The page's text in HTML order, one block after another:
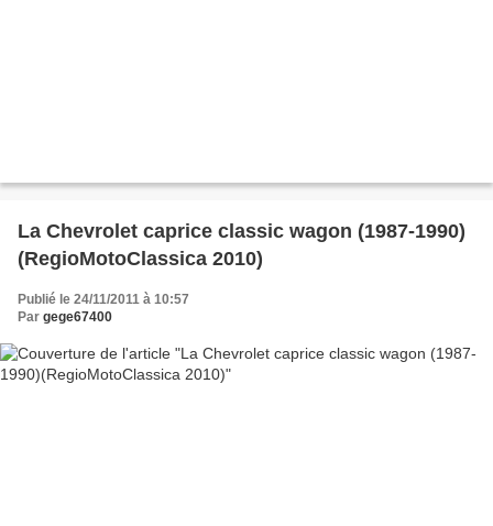
La Chevrolet caprice classic wagon (1987-1990)
(RegioMotoClassica 2010)
Publié le 24/11/2011 à 10:57
Par gege67400